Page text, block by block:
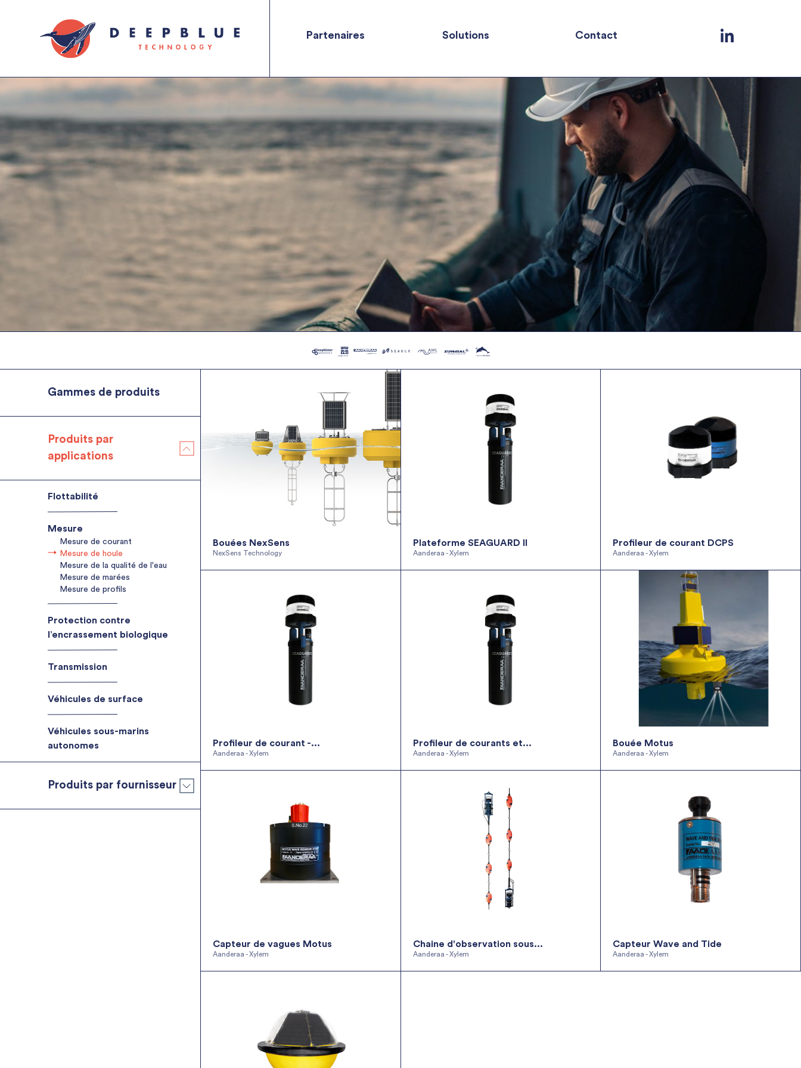
Partenaires Solutions Contact
Gammes de produits
Produits par
applications
Flottabilité
Flottabilité générique
lignes de mouillage
Flotteurs pour applications Oil &
Gas
Moyens de déploiement : Bouées
et cages
Systèmes de récupération des
instruments depuis le fond
Mesure
Mesure de courant
Mesure de houle
Mesure de la qualité de l'eau
Mesure de marées
Mesure de profils
Protection contre
l’encrassement biologique
Transmission
Transmission acoustique des
Véhicules de surface
Véhicules sous-marins
autonomes
Produits par fournisseur
Bouées NexSens
NexSens Technology
Plateforme SEAGUARD II
Aanderaa - Xylem
Profileur de courant DCPS
Aanderaa - Xylem
Profileur de courant -...
Aanderaa - Xylem
Profileur de courants et...
Aanderaa - Xylem
Bouée Motus
Aanderaa - Xylem
Capteur de vagues Motus
Aanderaa - Xylem
Chaine d'observation sous...
Aanderaa - Xylem
Capteur Wave and Tide
Aanderaa - Xylem